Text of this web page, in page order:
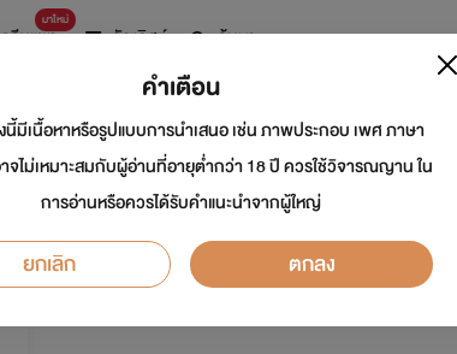
มาใหม่
ดรีมแชท ธัญลิสต์ ค้นหา
หัวใจสำรอง (จบแล้ว
นักเขียน:layla
อีโรติก
คำเตือน
นี้มีเนื้อหาหรือรูปแบบการนำเสนอ เช่น ภาพประกอบ เพศ ภาษา
จไม่เหมาะสมกับผู้อ่านที่อายุต่ำกว่า 18 ปี ควรใช้วิจารณญาน ใน
การอ่านหรือควรได้รับคำแนะนำจากผู้ใหญ่
ยกเลิก ตกลง